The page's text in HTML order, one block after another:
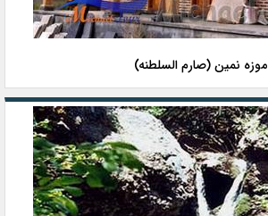
موزه نمین (صارم السلطنه)